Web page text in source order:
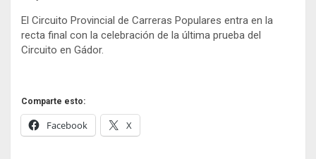
El Circuito Provincial de Carreras Populares entra en la
recta final con la celebración de la última prueba del
Circuito en Gádor.
Comparte esto:
Facebook X